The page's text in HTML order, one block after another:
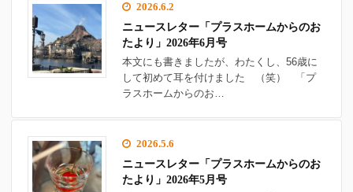
2026.6.2
ニュースレター「プラスホームからのお
たより」2026年6月号
本文にも書きましたが、わたくし、56歳に
して初めて耳を付けました （笑） 「プ
ラスホームからのお…
2026.5.6
ニュースレター「プラスホームからのお
たより」2026年5月号